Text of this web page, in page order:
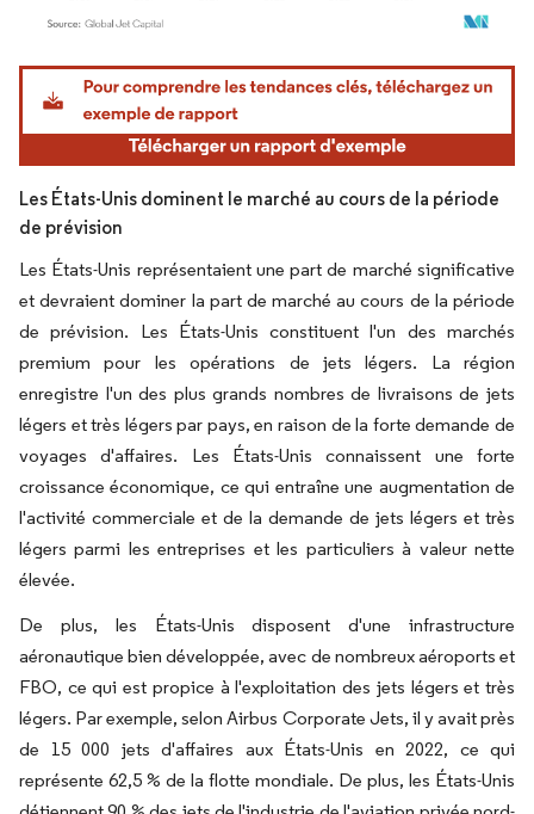
Image © Mordor Intelligence. La réutilisation nécessite une attribution sous CC BY
Les États-Unis dominent le marché au cours de la période
de prévision
Les États-Unis représentaient une part de marché significative
et devraient dominer la part de marché au cours de la période
de prévision. Les États-Unis constituent l'un des marchés
premium pour les opérations de jets légers. La région
enregistre l'un des plus grands nombres de livraisons de jets
légers et très légers par pays, en raison de la forte demande de
voyages d'affaires. Les États-Unis connaissent une forte
croissance économique, ce qui entraîne une augmentation de
l'activité commerciale et de la demande de jets légers et très
légers parmi les entreprises et les particuliers à valeur nette
élevée.
De plus, les États-Unis disposent d'une infrastructure
aéronautique bien développée, avec de nombreux aéroports et
FBO, ce qui est propice à l'exploitation des jets légers et très
légers. Par exemple, selon Airbus Corporate Jets, il y avait près
de 15 000 jets d'affaires aux États-Unis en 2022, ce qui
représente 62,5 % de la flotte mondiale. De plus, les États-Unis